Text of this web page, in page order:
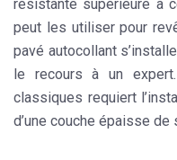
résistante supérieure à
peut les utiliser pour
pavé autocollant
le recours à un expert
classiques requiert
d’une couche épaisse de